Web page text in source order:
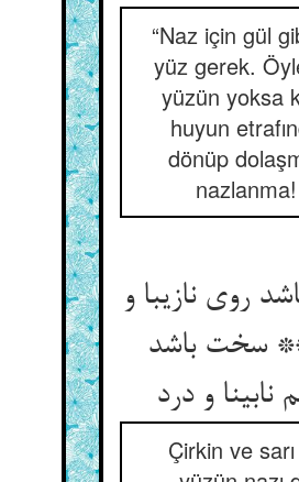
“Naz için gül
yüz gerek.
yüzün yoksa
huyun
dönüp
nazlanma!
روی نازیبا و
سخت باشد
و درد
Çirkin ve